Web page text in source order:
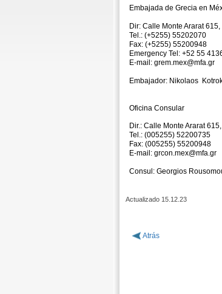
Embajada de Grecia en
Dir: Calle Monte Ararat
Tel.: (+5255) 55202070
Fax: (+5255) 55200948
Emergency Tel: +52 55
Ε-mail: grem.mex@mfa.gr
Embajador: Nikolaos
Oficina Consular
Dir.: Calle Monte Ararat
Tel.: (005255) 52200735‬
Fax: (005255) 55200948
Ε-mail: grcon.mex@mfa.gr
Consul: Georgios
Actualizado 15.12.23
Atrás